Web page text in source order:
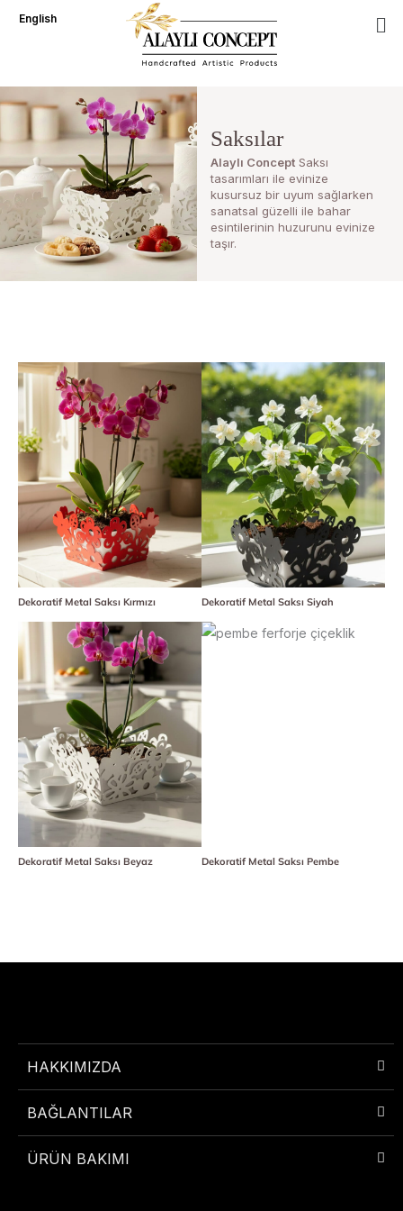
English
Saksılar
Alaylı ConceptSaksı
tasarımları ile evinize
kusursuz bir uyum sağlarken
sanatsal güzelli ile bahar
esintilerinin huzurunu evinize
taşır.
Dekoratif Metal Saksı Kırmızı Dekoratif Metal Saksı Siyah
Dekoratif Metal Saksı Beyaz Dekoratif Metal Saksı Pembe
HAKKIMIZDA
BAĞLANTILAR
ÜRÜN BAKIMI